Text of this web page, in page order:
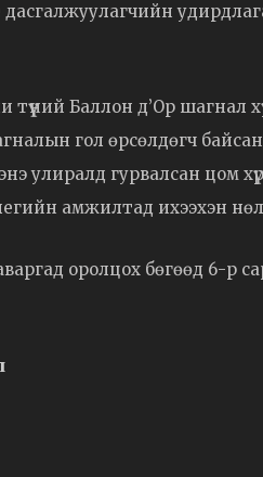
дасгалжуулагчийн
Баллон д’Ор шагнал
гол өрсөлдөгч
улиралд гурвалсан цом
амжилтад ихээхэн
оролцох бөгөөд 6-р